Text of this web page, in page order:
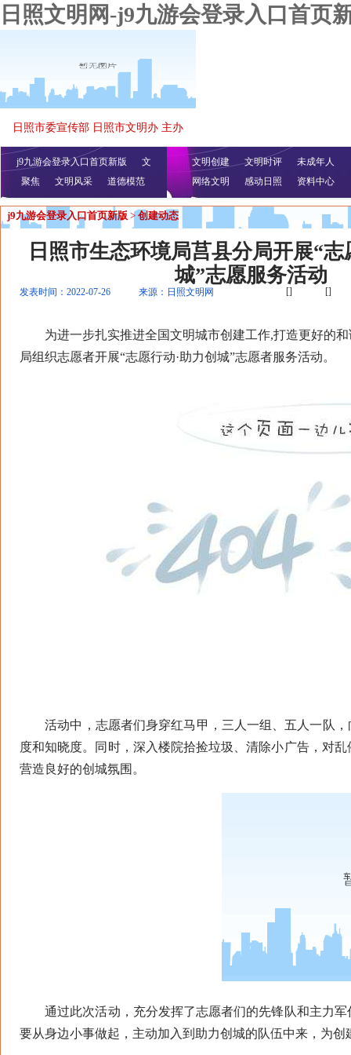
日照文明网-j9九游会登录入口首页
日照市委宣传部 日照市文明办 主办
j9九游会登录入口首页新版
文
明播报
公益视频
聚焦 文明风采 道德模范
文明创建 文明时评
未成年人
网络文明
感动日照 资料中心
j9九游会登录入口首页新版 > 创建动态
日照市生态环境局莒县分局开展“志
城”志愿服务活动
发表时间：2022-07-26 来源：日照文明网 [] []
为进一步扎实推进全国文明城市创建工作,打造更好的和
局组织志愿者开展“志愿行动·助力创城”志愿者服务活动。
活动中，志愿者们身穿红马甲，三人一组、五人一队，
度和知晓度。同时，深入楼院拾捡垃圾、清除小广告，对
营造良好的创城氛围。
通过此次活动，充分发挥了志愿者们的先锋队和主力军
要从身边小事做起，主动加入到助力创城的队伍中来，为